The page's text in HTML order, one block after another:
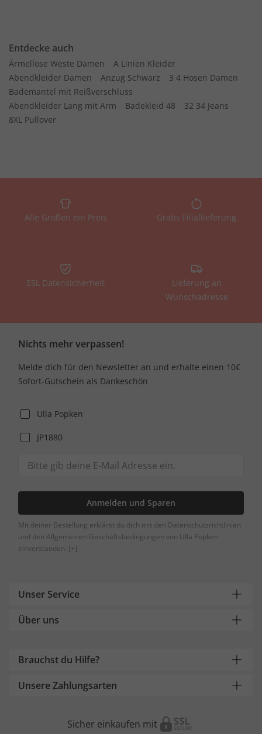
Entdecke auch
Ärmellose Weste Damen
A Linien Kleider
Abendkleider Damen
Anzug Schwarz
3 4 Hosen Damen
Bademantel mit Reißverschluss
Abendkleider Lang mit Arm
Badekleid 48
32 34 Jeans
8XL Pullover
Alle Größen ein Preis Gratis Filiallieferung
SSL Datensicherheit
Lieferung an
Wunschadresse
Nichts mehr verpassen!
Melde dich für den Newsletter an und erhalte einen 10€
Sofort-Gutschein als Dankeschön
Ulla Popken
JP1880
Anmelden und Sparen
Mit deiner Bestellung erklärst du dich mit den Datenschutzrichtlinien
und den Allgemeinen Geschäftsbedingungen von Ulla Popken
einverstanden. [+]
Unser Service
Über uns
Brauchst du Hilfe?
Unsere Zahlungsarten
Sicher einkaufen mit